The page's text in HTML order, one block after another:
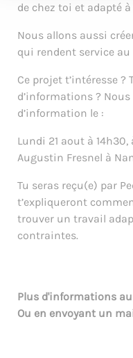
de chez toi et adapté
Nous allons aussi
qui rendent service
Ce projet t’intéresse ?
d’informations ?
d’information le :
Lundi 21 aout à
Augustin Fresnel à
Tu seras reçu(e) par
t’expliqueront
trouver un travail
contraintes.
Plus d'informations au
Ou en envoyant un